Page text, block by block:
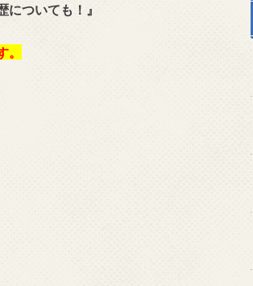
についても！』